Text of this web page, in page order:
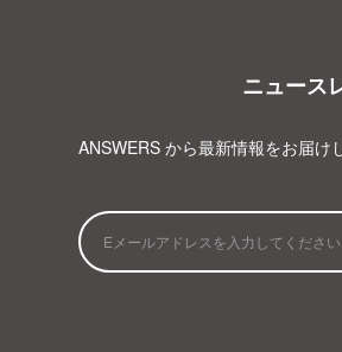
ニュース
ANSWERS から最新情報をお届け